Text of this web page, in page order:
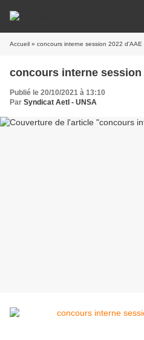
Accueil » concours interne session 2022 d'AAE
concours interne session
Publié le 20/10/2021 à 13:10
Par Syndicat AetI - UNSA